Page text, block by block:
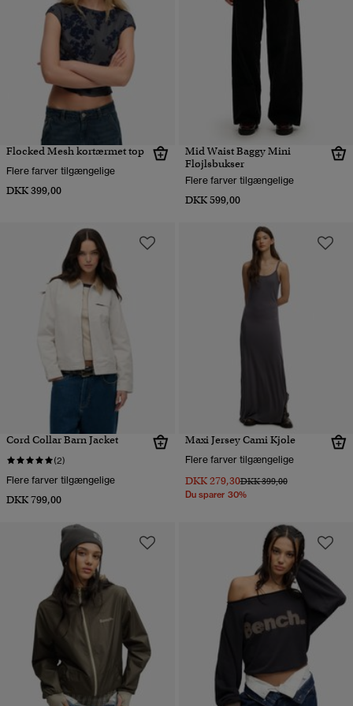
Flocked Mesh kortærmet top
Flere farver tilgængelige
DKK 399,00
Mid Waist Baggy Mini
Fløjlsbukser
Flere farver tilgængelige
DKK 599,00
Cord Collar Barn Jacket
(2)
Flere farver tilgængelige
DKK 799,00
Maxi Jersey Cami Kjole
Flere farver tilgængelige
DKK 279,30Pris nedsat fra
DKK 399,00til
Du sparer 30%